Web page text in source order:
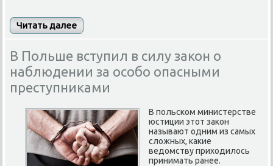
Читать далее
В Польше вступил в силу закон о
наблюдении за особо опасными
преступниками
В польском министерстве
юстиции этот закон
называют одним из самых
сложных, какие
ведомству приходилось
принимать ранее.